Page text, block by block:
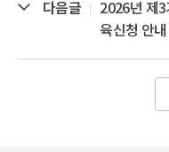
다음글
2026년 제
육신청 안내